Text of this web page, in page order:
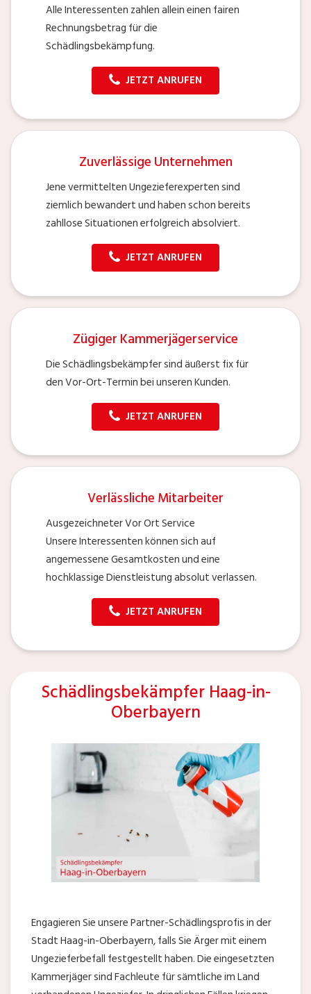
Alle Interessenten zahlen allein einen fairen
Rechnungsbetrag für die
Schädlingsbekämpfung.
JETZT ANRUFEN
Zuverlässige Unternehmen
Jene vermittelten Ungezieferexperten sind
ziemlich bewandert und haben schon bereits
zahllose Situationen erfolgreich absolviert.
JETZT ANRUFEN
Zügiger Kammerjägerservice
Die Schädlingsbekämpfer sind äußerst fix für
den Vor-Ort-Termin bei unseren Kunden.
JETZT ANRUFEN
Verlässliche Mitarbeiter
Ausgezeichneter Vor Ort Service
Unsere Interessenten können sich auf
angemessene Gesamtkosten und eine
hochklassige Dienstleistung absolut verlassen.
JETZT ANRUFEN
Schädlingsbekämpfer Haag-in-
Oberbayern
Engagieren Sie unsere Partner-Schädlingsprofis in der
Stadt Haag-in-Oberbayern, falls Sie Ärger mit einem
Ungezieferbefall festgestellt haben. Die eingesetzten
Kammerjäger sind Fachleute für sämtliche im Land